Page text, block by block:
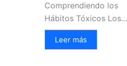
Comprendiendo los
Hábitos Tóxicos Los...
Leer más